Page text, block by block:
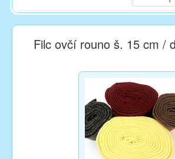
Inspirace
Filc ovčí rouno š. 15 cm /